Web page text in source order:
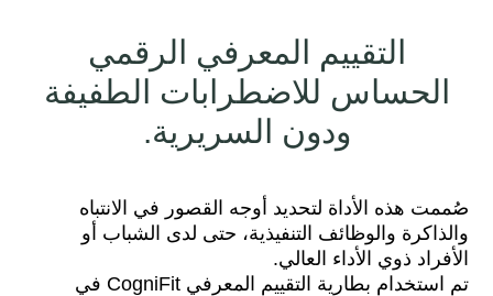
التقييم المعرفي الرقمي
الحساس للاضطرابات الطفيفة
ودون السريرية.
صُممت هذه الأداة لتحديد أوجه القصور في الانتباه
والذاكرة والوظائف التنفيذية، حتى لدى الشباب أو
الأفراد ذوي الأداء العالي.
تم استخدام بطارية التقييم المعرفي CogniFit في